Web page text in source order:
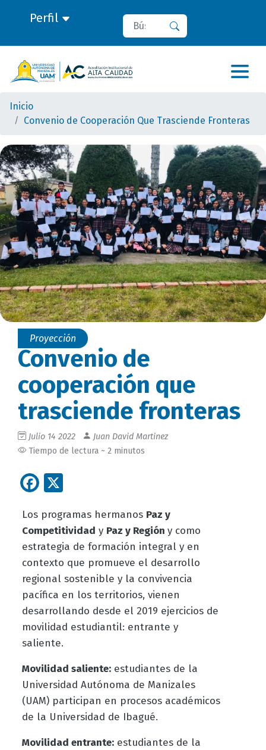
Perfil Buscar
Inicio
Convenio de Cooperación Que Trasciende Fronteras
Proyección
Convenio de
cooperación que
trasciende fronteras
Julio 14 2022
Juan David Martinez
Tiempo de lectura ~ 2 minutos
Facebook
Los programas hermanos Paz y
Competitividad y Paz y Región y como
estrategia de formación integral y en
contexto que promueve el desarrollo
regional sostenible y la convivencia
pacífica en los territorios, vienen
desarrollando desde el 2019 ejercicios de
movilidad estudiantil: entrante y
saliente.
Movilidad saliente:estudiantes de la
Universidad Autónoma de Manizales
(UAM) participan en procesos académicos
de la Universidad de Ibagué.
Movilidad entrante:estudiantes de la